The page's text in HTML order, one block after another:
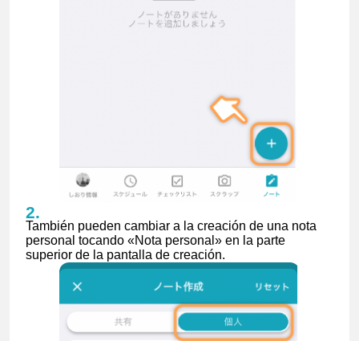
También pueden cambiar a la creación de una nota
personal tocando «Nota personal» en la parte
superior de la pantalla de creación.